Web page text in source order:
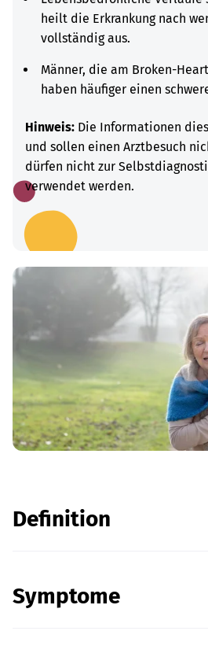
heilt die Erkrankung nach
vollständig aus.
Männer, die am Broken-
haben häufiger einen
Hinweis: Die Informationen
und sollen einen Arztbesuch
dürfen nicht zur
verwendet werden.
Definition
Symptome